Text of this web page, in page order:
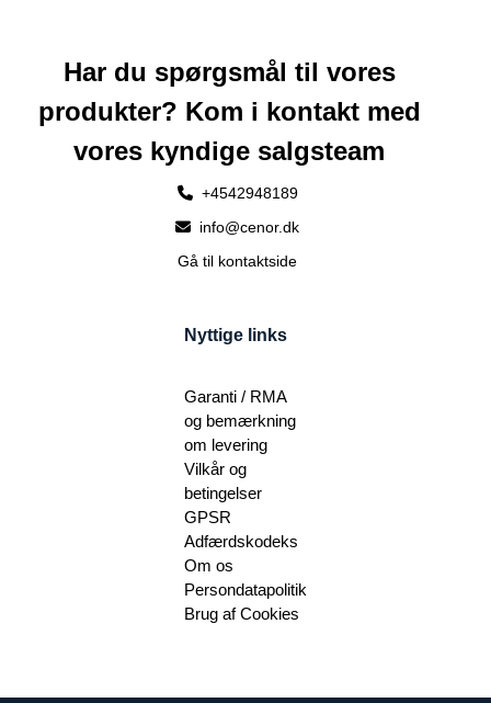
Har du spørgsmål til vores
produkter? Kom i kontakt med
vores kyndige salgsteam
+4542948189
info@cenor.dk
Gå til kontaktside
Nyttige links
Garanti / RMA
og bemærkning
om levering
Vilkår og
betingelser
GPSR
Adfærdskodeks
Om os
Persondatapolitik
Brug af Cookies